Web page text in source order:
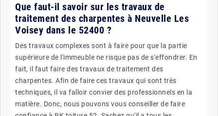
Que faut-il savoir sur les travaux de
traitement des charpentes à Neuvelle Les
Voisey dans le 52400 ?
Des travaux complexes sont à faire pour que la partie
supérieure de l'immeuble ne risque pas de s'effondrer. En
fait, il faut faire des travaux de traitement des
charpentes. Afin de faire ces travaux qui sont très
techniques, il va falloir convier des professionnels en la
matière. Donc, nous pouvons vous conseiller de faire